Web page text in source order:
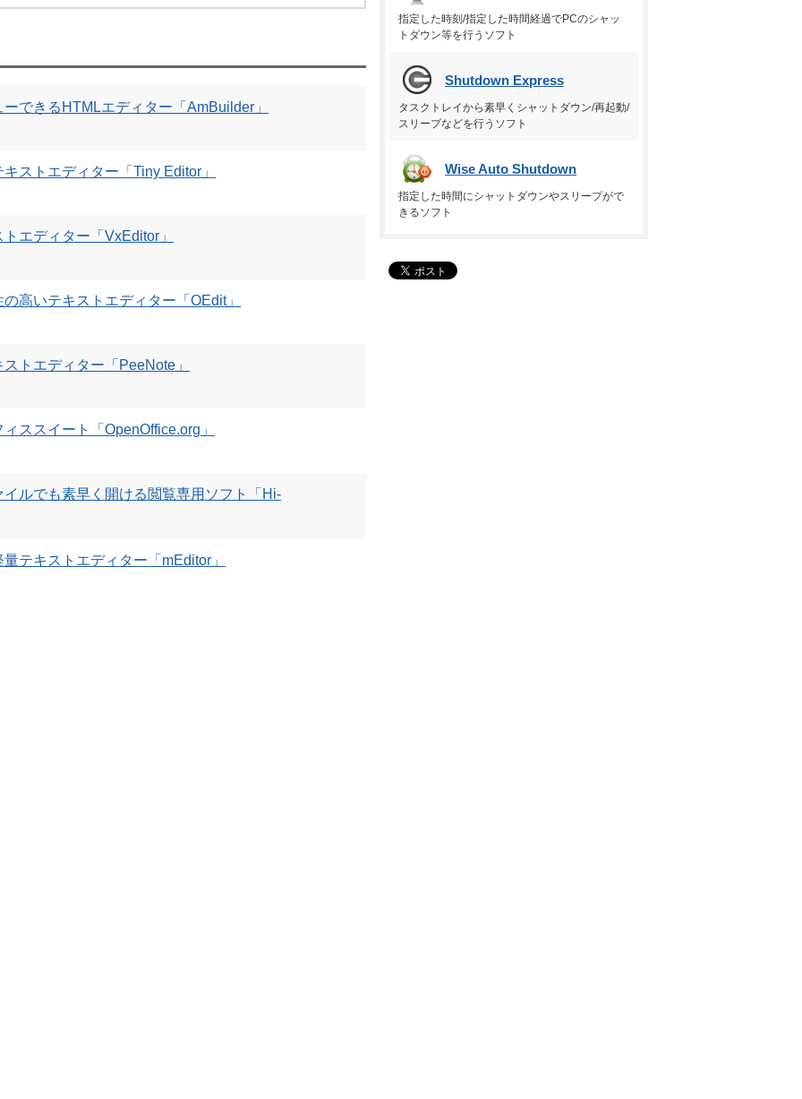
できるHTMLエディター「AmBuilder」
ストエディター「Tiny Editor」
エディター「VxEditor」
高いテキストエディター「OEdit」
トエディター「PeeNote」
ススイート「OpenOffice.org」
ルでも素早く開ける閲覧専用ソフト「Hi-
テキストエディター「mEditor」
指定した時刻/指定した時間経過でPCのシャッ
トダウン等を行うソフト
Shutdown Express
タスクトレイから素早くシャットダウン/再起動/
スリープなどを行うソフト
Wise Auto Shutdown
指定した時間にシャットダウンやスリープがで
きるソフト